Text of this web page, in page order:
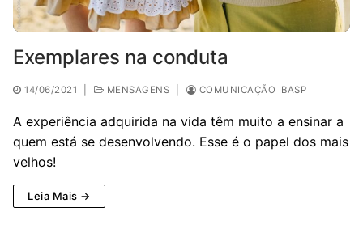
Exemplares na conduta
14/06/2021 MENSAGENS COMUNICAÇÃO IBASP
A experiência adquirida na vida têm muito a ensinar a
quem está se desenvolvendo. Esse é o papel dos mais
velhos!
Leia Mais →